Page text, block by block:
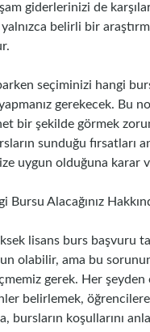
giderlerinizi de
belirli bir
seçiminizi hangi
gerekecek. Bu
bir şekilde görmek
sunduğu fırsatları
uygun olduğuna karar
Bursu Alacağınız
lisans burs başvuru
olabilir, ama bu
gerek. Her
belirlemek,
bursların koşullarını